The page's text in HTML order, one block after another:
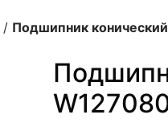
/ Подшипник